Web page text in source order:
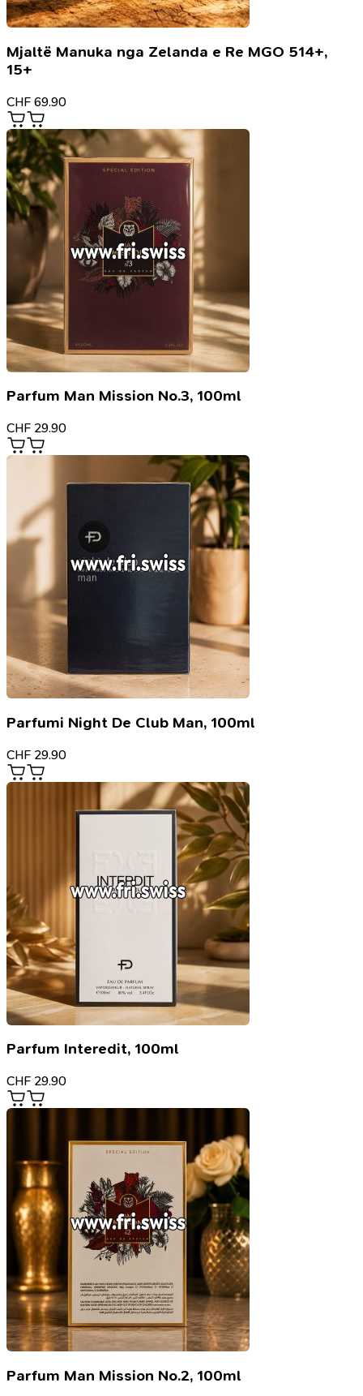
Mjaltë Manuka nga Zelanda e Re MGO 514+,
15+
CHF 69.90
Parfum Man Mission No.3, 100ml
CHF 29.90
Parfumi Night De Club Man, 100ml
CHF 29.90
Parfum Interedit, 100ml
CHF 29.90
Parfum Man Mission No.2, 100ml